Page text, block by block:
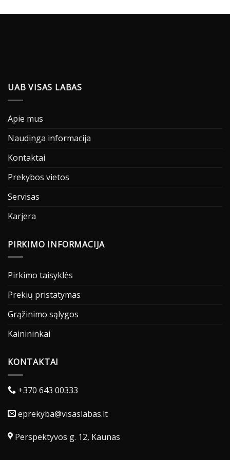
UAB VISAS LABAS
Apie mus
Naudinga informacija
Kontaktai
Prekybos vietos
Servisas
Karjera
PIRKIMO INFORMACIJA
Pirkimo taisyklės
Prekių pristatymas
Grąžinimo sąlygos
Kainininkai
KONTAKTAI
+370 643 00333
eprekyba@visaslabas.lt
Perspektyvos g. 12, Kaunas